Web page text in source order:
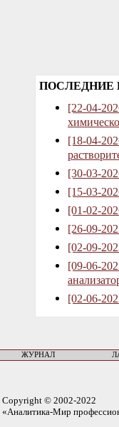
ПОСЛЕДНИЕ
[22-04-
[18-04-
[30-03-
[15-03-
[01-02-
[26-09-
[02-09-
[09-06-
[02-06-
ЖУРНАЛ
Copyright © 2002-2022
«Аналитика-Мир